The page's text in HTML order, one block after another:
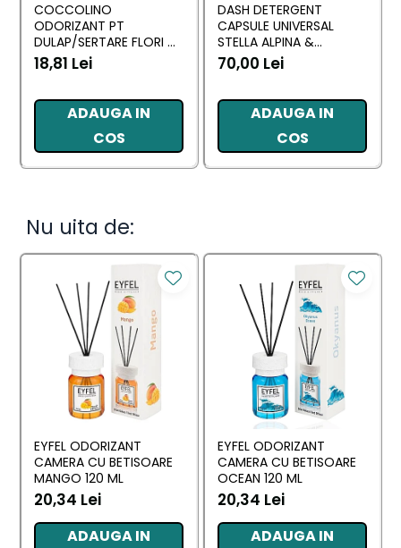
COCCOLINO
ODORIZANT PT
DULAP/SERTARE FLORI DI
PRIMAVERA 3 BUC
18,81 Lei
ADAUGA IN
COS
DASH DETERGENT
CAPSULE UNIVERSAL
STELLA ALPINA &
MUSCHINO BIANCO 60
BUC
70,00 Lei
ADAUGA IN
COS
Nu uita de:
EYFEL ODORIZANT
CAMERA CU BETISOARE
MANGO 120 ML
20,34 Lei
ADAUGA IN
EYFEL ODORIZANT
CAMERA CU BETISOARE
OCEAN 120 ML
20,34 Lei
ADAUGA IN